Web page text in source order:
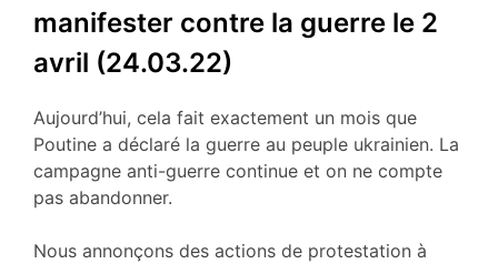
manifester contre la guerre le 2
avril (24.03.22)
Aujourd’hui, cela fait exactement un mois que
Poutine a déclaré la guerre au peuple ukrainien. La
campagne anti-guerre continue et on ne compte
pas abandonner.
Nous annonçons des actions de protestation à